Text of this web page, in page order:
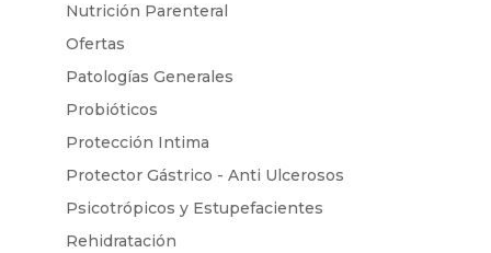
Nutrición Parenteral
Ofertas
Patologías Generales
Probióticos
Protección Intima
Protector Gástrico - Anti Ulcerosos
Psicotrópicos y Estupefacientes
Rehidratación